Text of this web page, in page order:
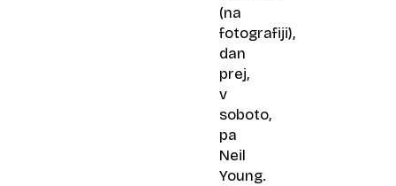
(na
fotografiji),
dan
prej,
v
soboto,
pa
Neil
Young.